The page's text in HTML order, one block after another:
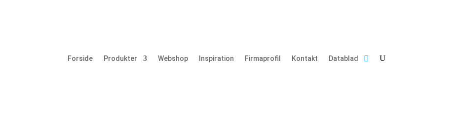
Forside Produkter Webshop Inspiration Firmaprofil Kontakt Datablad